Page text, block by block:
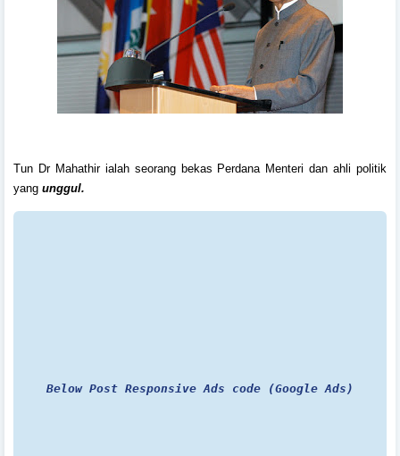
Tun Dr Mahathir ialah seorang bekas Perdana Menteri dan ahli politik
yang unggul.
Below Post Responsive Ads code (Google Ads)